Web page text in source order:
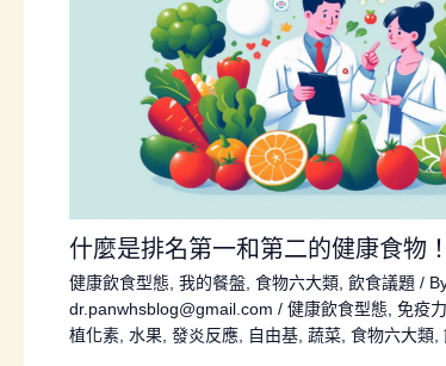
什麼是排名第一和第二的健康食物
健康飲食型態 我的餐盤, 食物六大類, 飲食議題/
dr.panwhsblog@gmail.com / 健康飲食型態 免疫力
植化素, 水果, 發炎反應, 自由基, 蔬菜, 食物六大類,